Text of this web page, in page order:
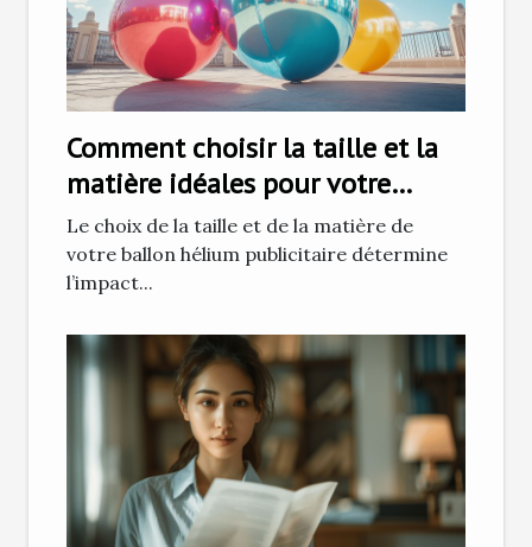
Comment choisir la taille et la
matière idéales pour votre
ballon hélium publicitaire
Le choix de la taille et de la matière de
votre ballon hélium publicitaire détermine
l’impact...